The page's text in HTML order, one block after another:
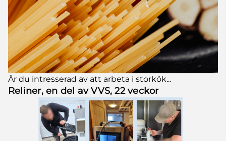
Är du intresserad av att arbeta i storkök...
Reliner, en del av VVS, 22 veckor